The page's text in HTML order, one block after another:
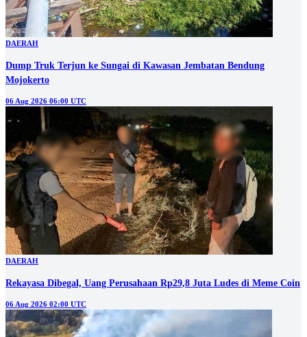
DAERAH
Dump Truk Terjun ke Sungai di Kawasan Jembatan Bendung
Mojokerto
06 Aug 2026 06:00 UTC
DAERAH
Rekayasa Dibegal, Uang Perusahaan Rp29,8 Juta Ludes di Meme Coin
06 Aug 2026 02:00 UTC